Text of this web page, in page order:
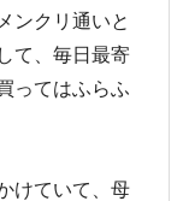
ンクリ通いと
て、毎日最寄
ってはふらふ
けていて、母